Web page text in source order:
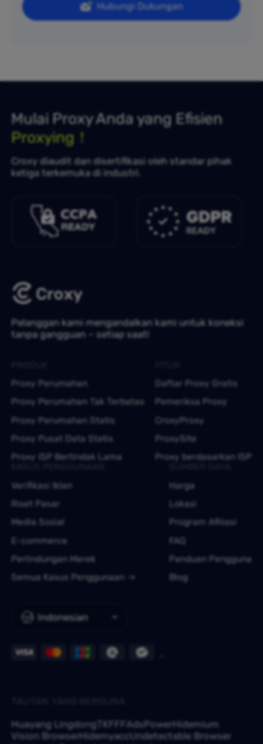
Hubungi Dukungan
Mulai Proxy Anda yang Efisien
Proxying！
Croxy diaudit dan disertifikasi oleh standar pihak
ketiga terkemuka di industri.
Pelanggan kami mengandalkan kami untuk koneksi
tanpa gangguan – setiap saat!
Indonesian
Proxy Perumahan
Proxy Perumahan Tak Terbatas
Proxy Perumahan Statis
Proxy Pusat Data Statis
Proxy ISP Bertindak Lama
Daftar Proxy Gratis
Pemeriksa Proxy
CroxyProxy
ProxySite
Proxy berdasarkan ISP
Verifikasi Iklan
Riset Pasar
Media Sosial
E-commerce
Perlindungan Merek
Semua Kasus Penggunaan
Harga
Lokasi
Program Afiliasi
FAQ
Panduan Pengguna
Blog
Huayang Lingdong TKFFF AdsPowerHidemium
Vision BrowserHidemyaccUndetectable Browser